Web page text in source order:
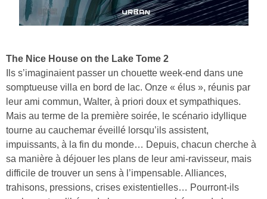
The Nice House on the Lake Tome 2
Ils s’imaginaient passer un chouette week-end dans une
somptueuse villa en bord de lac. Onze « élus », réunis par
leur ami commun, Walter, à priori doux et sympathiques.
Mais au terme de la première soirée, le scénario idyllique
tourne au cauchemar éveillé lorsqu’ils assistent,
impuissants, à la fin du monde… Depuis, chacun cherche à
sa manière à déjouer les plans de leur ami-ravisseur, mais
difficile de trouver un sens à l’impensable. Alliances,
trahisons, pressions, crises existentielles… Pourront-ils